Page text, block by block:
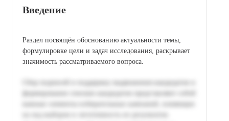
Введение
Раздел посвящён обоснованию актуальности темы,
формулировке цели и задач исследования, раскрывает
значимость рассматриваемого вопроса.